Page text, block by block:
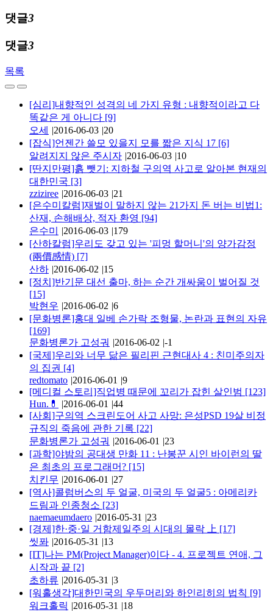
댓글3
댓글3
목록
[심리]내향적인 성격의 네 가지 유형 : 내향적이라고 다
똑같은 게 아니다 [9]
오세
|2016-06-03 |20
[잡식]언젠간 쓸모 있을지 모를 짧은 지식 17 [6]
알려지지 않은 주시자 |2016-06-03 |10
[딴지만평]흙 뺏기: 지하철 구의역 사고로 알아본 현재의
대한민국 [3]
zziziree |2016-06-03 |21
[은수미칼럼]재벌이 말하지 않는 21가지 돈 버는 비법1:
산재, 손해배상, 적자 환영 [94]
은수미
|2016-06-03 |179
[산하칼럼]우리도 갖고 있는 '피멍 할머니'의 양가감정
(兩價感情) [7]
산하 |2016-06-02 |15
[정치]반기문 대선 출마, 하는 순간 개싸움이 벌어질 것
[15]
박현우 |2016-06-02 |6
[문화병론]홍대 일베 손가락 조형물, 논란과 표현의 자유
[169]
문화병론가 고성궈 |2016-06-02 |-1
[국제]우리와 너무 닮은 필리핀 근현대사 4 : 친미주의자
의 집권 [4]
redtomato |2016-06-01 |9
[메디컬 스토리]직업병 때문에 꼬리가 잡힌 살인범 [123]
Hun.💊
|2016-06-01 |44
[사회]구의역 스크린도어 사고 사망: 은성PSD 19살 비정
규직의 죽음에 관한 기록 [22]
문화병론가 고성궈 |2016-06-01 |23
[과학]야밤의 공대생 만화 11 : 난봉꾼 시인 바이런의 딸
은 최초의 프로그래머? [15]
치킨무 |2016-06-01 |27
[역사]콜럼버스의 두 얼굴, 미국의 두 얼굴5 : 아메리카
드림과 인종청소 [23]
naemaeumdaero |2016-05-31 |23
[경제]한·중·일 거함제일주의 시대의 몰락 上 [17]
씻퐈 |2016-05-31 |13
[IT]나는 PM(Project Manager)이다 - 4. 프로젝트 연애, 그
시작과 끝 [2]
초하류 |2016-05-31 |3
[워홀생각]대한민국의 우두머리와 하인리히의 법칙 [9]
워크홀릭 |2016-05-31 |18